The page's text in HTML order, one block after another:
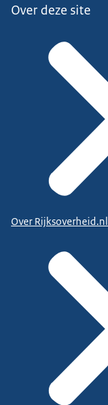
Over deze site
Over Rijksoverheid.nl